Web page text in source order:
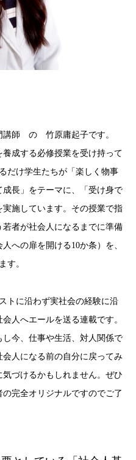
講師 の 竹原庸起子です。
成する必修授業を受け持って
だけ学生たちが「楽しく物事
長」をテーマに、「受け身で
施しています。その授業で指
者が社会人になるまでに準備
への扉を開ける10か条）を、
す。
トに沿わず実社会の経験に沿
人へエールを送る連載です。
今、仕事や生活、対人関係で
人になる前の自分に戻ってみ
づけるかもしれません。ぜひ
完全オリジナルですのでご了